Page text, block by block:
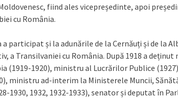
fiind ales vicepreședinte, apoi
cu România.
participat și la adunările de la Cernăuți și de la
a Transilvaniei cu România. După 1918 a
(1919-1920), ministru al Lucrărilor Publice
ministru ad-interim la Ministerele Muncii,
1930, 1932, 1932-1933), senator și deputat în